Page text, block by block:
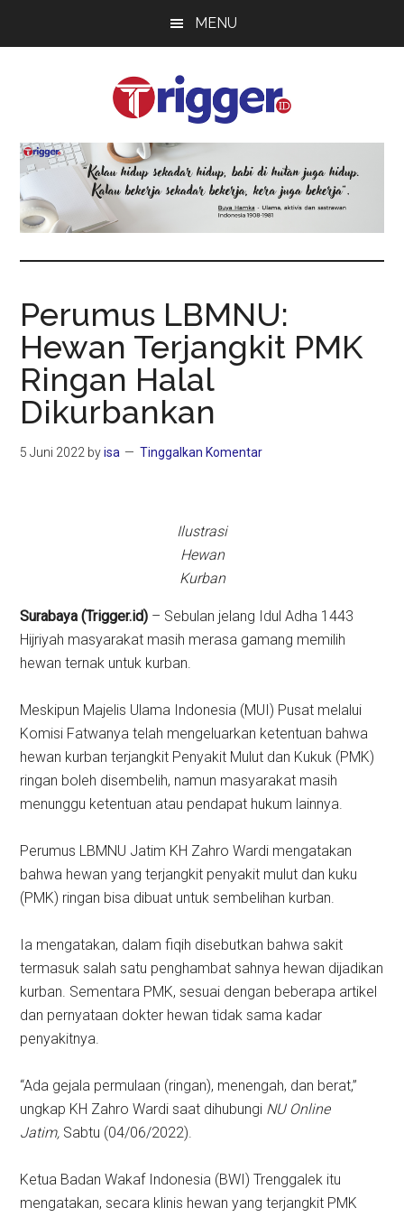
MENU
Trigger
Terkini
Perumus LBMNU:
Hewan Terjangkit PMK
Ringan Halal
Dikurbankan
5 Juni 2022 byisa Tinggalkan Komentar
Ilustrasi
Hewan
Kurban
Surabaya (Trigger.id) – Sebulan jelang Idul Adha 1443
Hijriyah masyarakat masih merasa gamang memilih
hewan ternak untuk kurban.
Meskipun Majelis Ulama Indonesia (MUI) Pusat melalui
Komisi Fatwanya telah mengeluarkan ketentuan bahwa
hewan kurban terjangkit Penyakit Mulut dan Kukuk (PMK)
ringan boleh disembelih, namun masyarakat masih
menunggu ketentuan atau pendapat hukum lainnya.
Perumus LBMNU Jatim KH Zahro Wardi mengatakan
bahwa hewan yang terjangkit penyakit mulut dan kuku
(PMK) ringan bisa dibuat untuk sembelihan kurban.
Ia mengatakan, dalam fiqih disebutkan bahwa sakit
termasuk salah satu penghambat sahnya hewan dijadikan
kurban. Sementara PMK, sesuai dengan beberapa artikel
dan pernyataan dokter hewan tidak sama kadar
penyakitnya.
“Ada gejala permulaan (ringan), menengah, dan berat,”
ungkap KH Zahro Wardi saat dihubungi NU Online
Jatim, Sabtu (04/06/2022).
Ketua Badan Wakaf Indonesia (BWI) Trenggalek itu
mengatakan, secara klinis hewan yang terjangkit PMK